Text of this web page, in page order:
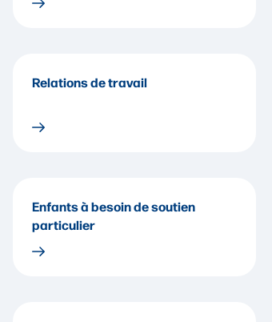
Relations de travail
Enfants à besoin de soutien
particulier